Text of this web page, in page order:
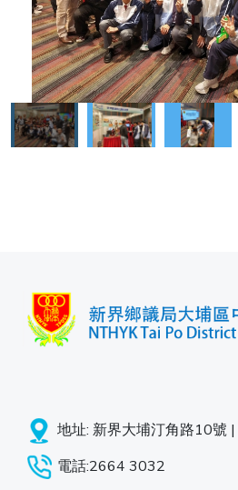
地址: 新界大埔汀角路10號 |
電話:2664 3032